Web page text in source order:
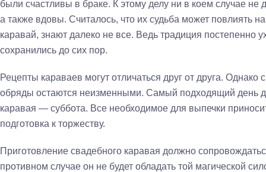
были счастливы в браке. К этому делу ни в коем случае не
а также вдовы. Считалось, что их судьба может повлиять
каравай, знают далеко не все. Ведь традиция постепенно
сохранились до сих пор.
Рецепты караваев могут отличаться друг от друга.
обряды остаются неизменными. Самый подходящий день
каравая — суббота. Все необходимое для выпечки
подготовка к торжеству.
Приготовление свадебного каравая должно
противном случае он не будет обладать той магической